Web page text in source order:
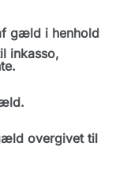
gæld i henhold
inkasso,
overgivet til